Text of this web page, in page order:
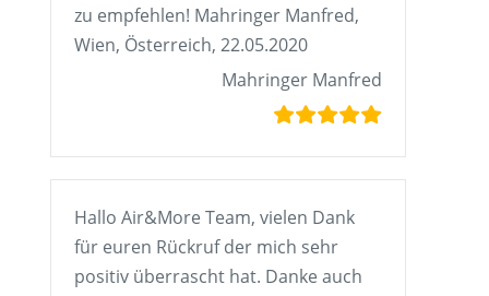
zu empfehlen! Mahringer Manfred,
Wien, Österreich, 22.05.2020
Mahringer Manfred
Hallo Air&More Team, vielen Dank
für euren Rückruf der mich sehr
positiv überrascht hat. Danke auch